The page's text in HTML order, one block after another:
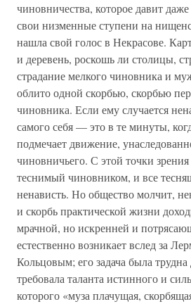
чиновничества, которое давит
свои низменные ступени на
нашла свой голос в Некрасове.
и деревень, роскошь ли столицы,
страдание мелкого чиновника и
облито одной скорбью, скорбью
чиновника. Если ему случается
самого себя — это в те минуты,
подмечает движение,
чиновничьего. С этой точки
теснимый чиновником, и все
ненависть. Но общество молчит,
и скорбь практической жизни
мрачной, но искренней и
естественно возникает вслед за
Кольцовым; его задача была
требовала таланта истинного и
которого «муза плачущая,